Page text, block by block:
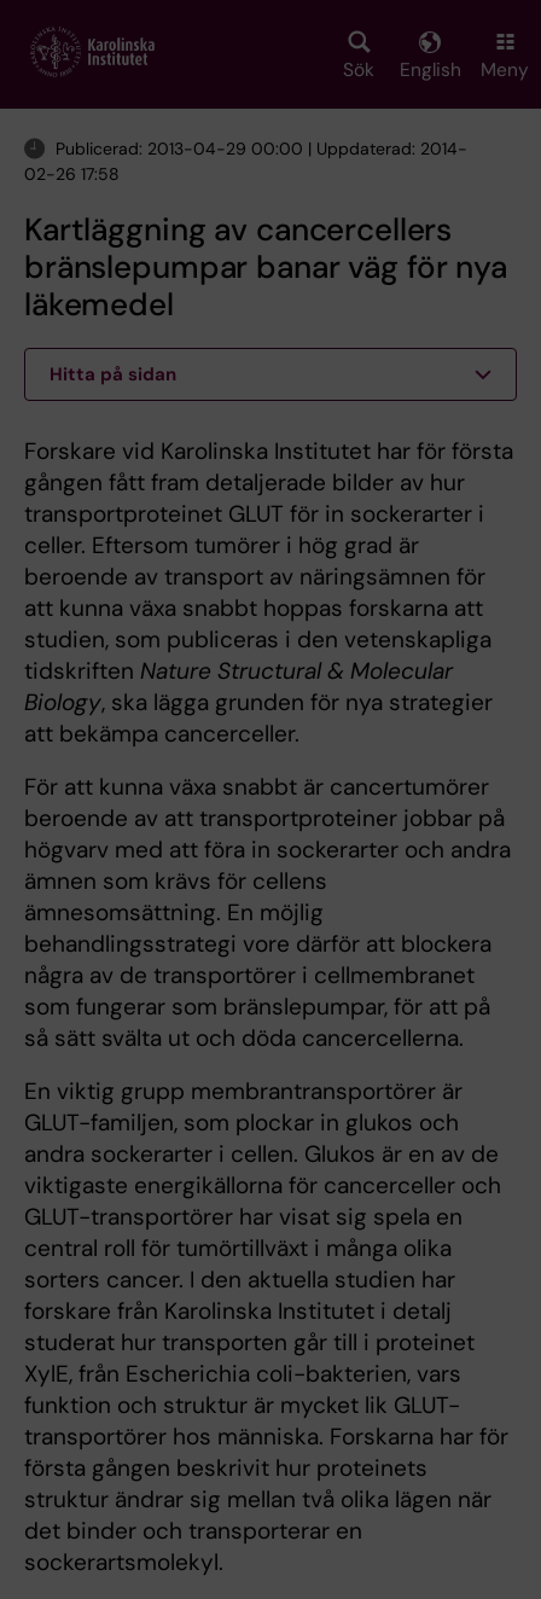
main
Sök English Meny
Publicerad: 2013-04-29 00:00 | Uppdaterad: 2014-
02-26 17:58
Kartläggning av cancercellers
bränslepumpar banar väg för nya
läkemedel
Hitta på sidan
Forskare vid Karolinska Institutet har för första
gången fått fram detaljerade bilder av hur
transportproteinet GLUT för in sockerarter i
celler. Eftersom tumörer i hög grad är
beroende av transport av näringsämnen för
att kunna växa snabbt hoppas forskarna att
studien, som publiceras i den vetenskapliga
tidskriften Nature Structural & Molecular
Biology, ska lägga grunden för nya strategier
att bekämpa cancerceller.
För att kunna växa snabbt är cancertumörer
beroende av att transportproteiner jobbar på
högvarv med att föra in sockerarter och andra
ämnen som krävs för cellens
ämnesomsättning. En möjlig
behandlingsstrategi vore därför att blockera
några av de transportörer i cellmembranet
som fungerar som bränslepumpar, för att på
så sätt svälta ut och döda cancercellerna.
En viktig grupp membrantransportörer är
GLUT-familjen, som plockar in glukos och
andra sockerarter i cellen. Glukos är en av de
viktigaste energikällorna för cancerceller och
GLUT-transportörer har visat sig spela en
central roll för tumörtillväxt i många olika
sorters cancer. I den aktuella studien har
forskare från Karolinska Institutet i detalj
studerat hur transporten går till i proteinet
XylE, från Escherichia coli-bakterien, vars
funktion och struktur är mycket lik GLUT-
transportörer hos människa. Forskarna har för
första gången beskrivit hur proteinets
struktur ändrar sig mellan två olika lägen när
det binder och transporterar en
sockerartsmolekyl.